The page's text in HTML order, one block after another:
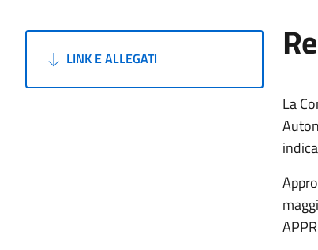
LINK E ALLEGATI
La